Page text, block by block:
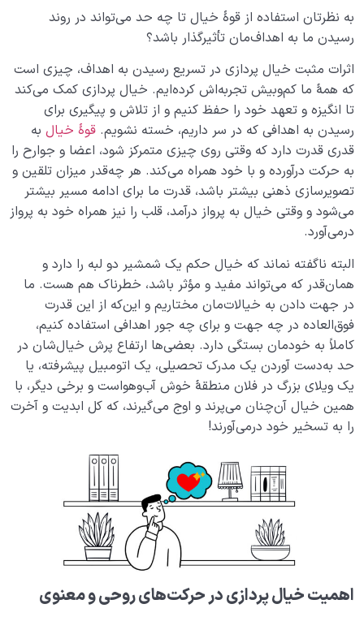
مرگ یا تولد؟
دنیا؛ باشگاه انسان‌سازی
چگونه انسان شویم؟ 0/18
حیات قلب و رسیدن به تپش قلب، اولین گام در مسیر انسان
شدن
اولویت های زندگی خود را از روی چه شاخصی تعیین کنیم؟
من و انواع عشق؛ فطرت کدام معشوق را در اولویت قرار می
دهد؟
قلب جایگاه چیست؟ محل استقرار عشق و معشوق حقیقی
ما کجاست؟
انسان عاقل کیست؟ آیا معیار درست و واحدی برای عاقل
بودن وجود دارد؟
خسران چیست؟ زیان‌کار واقعی کدام دارایی‌ها را از دست
می‌دهد؟
سبک زندگی انسانی چیست و چه برتری بر سایر سبک ها
چه کسانی دچار خسران می‌ شوند و چه کسانی از آن نجات
می‌ یابند؟
خودشناسی و تعیین اولویت ها؛ رابطه ای که ما را به هدف
خلقت می رساند
تشخیص آن چیست؟
به نظرتان استفاده از قوۀ خیال‌ تا چه حد می‌تواند در روند
رسیدن ما به اهداف‌مان تأثیرگذار باشد؟
اثرات مثبت خیال پردازی در تسریع رسیدن به اهداف، چیزی است
که همۀ ما کم‌وبیش تجربه‌اش کرده‌ایم. خیال پردازی کمک می‌کند
تا انگیزه و تعهد خود را حفظ کنیم و از تلاش و پیگیری برای
رسیدن به اهدافی که در سر داریم، خسته نشویم. قوۀ خیال به
قدری قدرت دارد که وقتی روی چیزی متمرکز شود، اعضا و جوارح‌ را
به حرکت درآورده و با خود همراه می‌کند. هر چه‌قدر میزان تلقین و
تصویرسازی ذهنی بیشتر باشد، قدرت ما برای ادامه مسیر بیشتر
می‌شود و وقتی خیال به پرواز درآمد، قلب را نیز همراه خود به پرواز
درمی‌آورد.
البته ناگفته نماند که خیال حکم یک شمشیر دو لبه را دارد و
همان‌قدر که می‌تواند مفید و مؤثر باشد، خطرناک هم هست. ما
در جهت دادن به خیالات‌مان مختاریم و این‌که از این قدرت
فوق‌العاده در چه جهت و برای چه جور اهدافی استفاده کنیم،
کاملاً به خودمان بستگی دارد. بعضی‌ها ارتفاع پرش‌ خیال‌شان در
حد به‌دست آوردن یک مدرک تحصیلی، یک اتومبیل پیشرفته، یا
یک ویلای بزرگ در فلان منطقۀ خوش آب‌وهواست و برخی دیگر، با
همین خیال آن‌چنان می‌پرند و اوج می‌گیرند، که کل ابدیت و آخرت
را به تسخیر خود درمی‌آورند!
اهمیت خیال پردازی در حرکت‌های روحی و معنوی